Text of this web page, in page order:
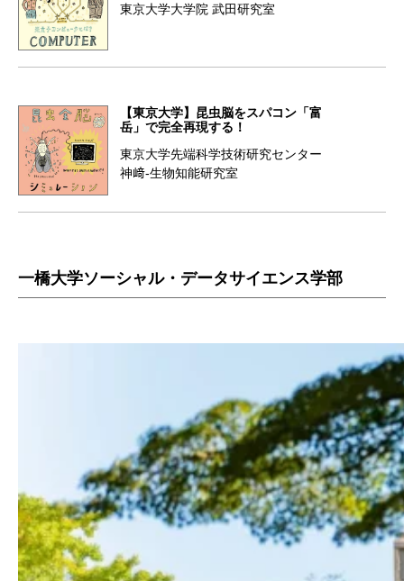
東京大学大学院 武田研究室
【東京大学】昆虫脳をスパコン「富
岳」で完全再現する！
東京大学先端科学技術研究センター
神﨑-生物知能研究室
一橋大学ソーシャル・データサイエンス学部